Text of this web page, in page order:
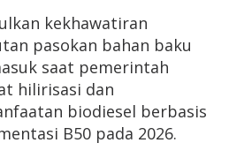
kekhawatiran
pasokan bahan baku
saat pemerintah
hilirisasi dan
biodiesel berbasis
B50 pada 2026.